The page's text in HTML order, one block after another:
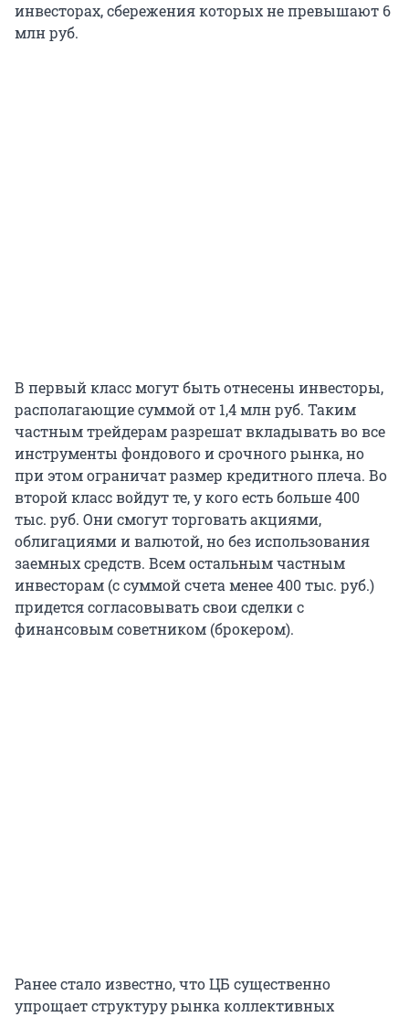
инвесторах, сбережения которых не превышают 6
млн руб.
В первый класс могут быть отнесены инвесторы,
располагающие суммой от 1,4 млн руб. Таким
частным трейдерам разрешат вкладывать во все
инструменты фондового и срочного рынка, но
при этом ограничат размер кредитного плеча. Во
второй класс войдут те, у кого есть больше 400
тыс. руб. Они смогут торговать акциями,
облигациями и валютой, но без использования
заемных средств. Всем остальным частным
инвесторам (с суммой счета менее 400 тыс. руб.)
придется согласовывать свои сделки с
финансовым советником (брокером).
Ранее стало известно, что ЦБ существенно
упрощает структуру рынка коллективных